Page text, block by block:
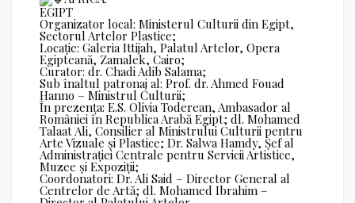
EGIPT
Organizator local: Ministerul Culturii din Egipt,
Sectorul Artelor Plastice;
Locație: Galeria Ittijah, Palatul Artelor, Opera
Egipteană, Zamalek, Cairo;
Curator: dr. Chadi Adib Salama;
Sub înaltul patronaj al: Prof. dr. Ahmed Fouad
Hanno – Ministrul Culturii;
În prezența: E.S. Olivia Toderean, Ambasador al
României în Republica Arabă Egipt; dl. Mohamed
Talaat Ali, Consilier al Ministrului Culturii pentru
Arte Vizuale și Plastice; Dr. Salwa Hamdy, Șef al
Administrației Centrale pentru Servicii Artistice,
Muzee și Expoziții;
Coordonatori: Dr. Ali Said – Director General al
Centrelor de Artă; dl. Mohamed Ibrahim –